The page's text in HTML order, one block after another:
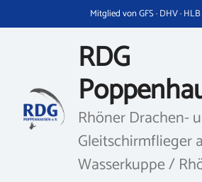
Inhalt
Mitglied von GFS · DHV · HLB
RDG
Rhöner Drachen-
Gleitschirmflieger
Wasserkuppe /